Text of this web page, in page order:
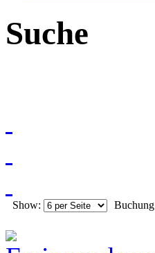
Suche
Show: Buchung